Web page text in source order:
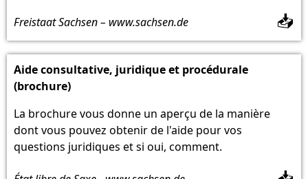
Freistaat Sachsen – www.sachsen.de 📥
Aide consultative, juridique et procédurale
(brochure)
La brochure vous donne un aperçu de la manière
dont vous pouvez obtenir de l'aide pour vos
questions juridiques et si oui, comment.